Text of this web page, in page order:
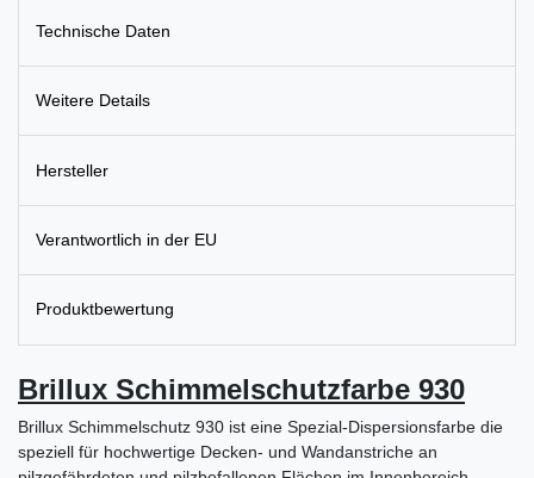
Technische Daten
Weitere Details
Hersteller
Verantwortlich in der EU
Produktbewertung
Brillux Schimmelschutzfarbe 930
Brillux Schimmelschutz 930 ist eine Spezial-Dispersionsfarbe die
speziell für hochwertige Decken- und Wandanstriche an